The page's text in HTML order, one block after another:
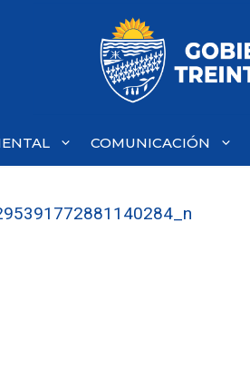
COMUNICACIÓN